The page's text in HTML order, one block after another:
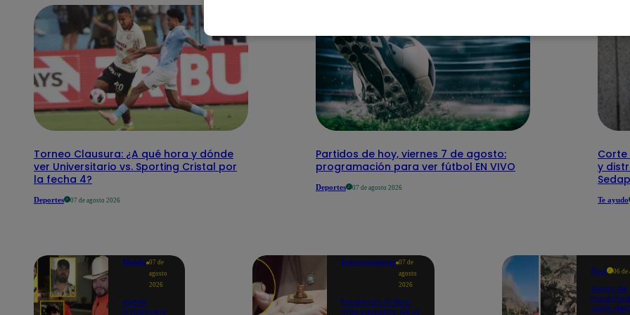
Torneo Clausura: ¿A qué hora y dónde
ver Universitario vs. Sporting Cristal por
la fecha 4?
Deportes 07 de agosto 2026
Partidos de hoy, viernes 7 de agosto:
programación para ver fútbol EN VIVO
Deportes 07 de agosto 2026
Corte
y
Te ayudo
Mundo 07 de
agosto
2026
Nueve
influencers
Entretenimiento 07 de
agosto
2026
Presentan el libro
más pequeño de la
Perú 06 de
Sismo de
Junín